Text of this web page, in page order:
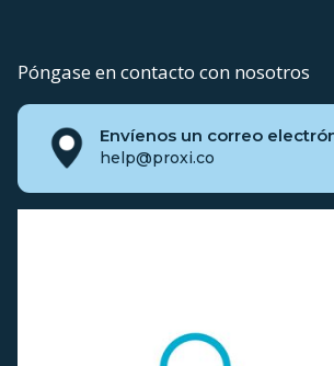
Póngase en contacto con nosotros
Envíenos un correo
help@proxi.co